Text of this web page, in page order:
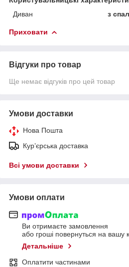
Диван
з
Приховати
Відгуки про товар
Ще немає відгуків про цей товар
Умови доставки
Нова Пошта
Кур’єрська доставка
Всі умови доставки
Умови оплати
Ви отримаєте замовлення
або гроші повернуться на вашу
Детальніше
Оплатити частинами